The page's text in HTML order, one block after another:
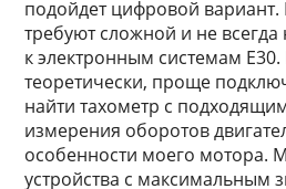
подойдет цифровой вариант.
требуют сложной и не
к электронным системам
теоретически, проще
найти тахометр с
измерения оборотов
особенности моего мотора.
устройства с максимальным